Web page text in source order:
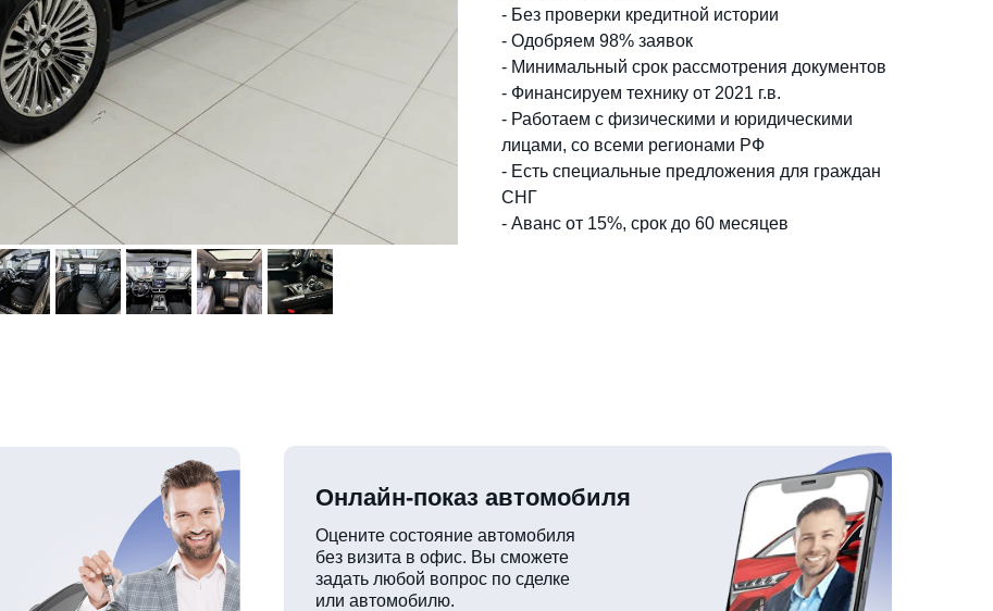
- Без проверки кредитной истории
- Одобряем 98% заявок
- Минимальный срок рассмотрения документов
- Финансируем технику от 2021 г.в.
- Работаем с физическими и юридическими
лицами, со всеми регионами РФ
- Есть специальные предложения для граждан
СНГ
- Аванс от 15%, срок до 60 месяцев
Оцените состояние автомобиля
без визита в офис. Вы сможете
задать любой вопрос по сделке
или автомобилю.
Онлайн-показ автомобиля